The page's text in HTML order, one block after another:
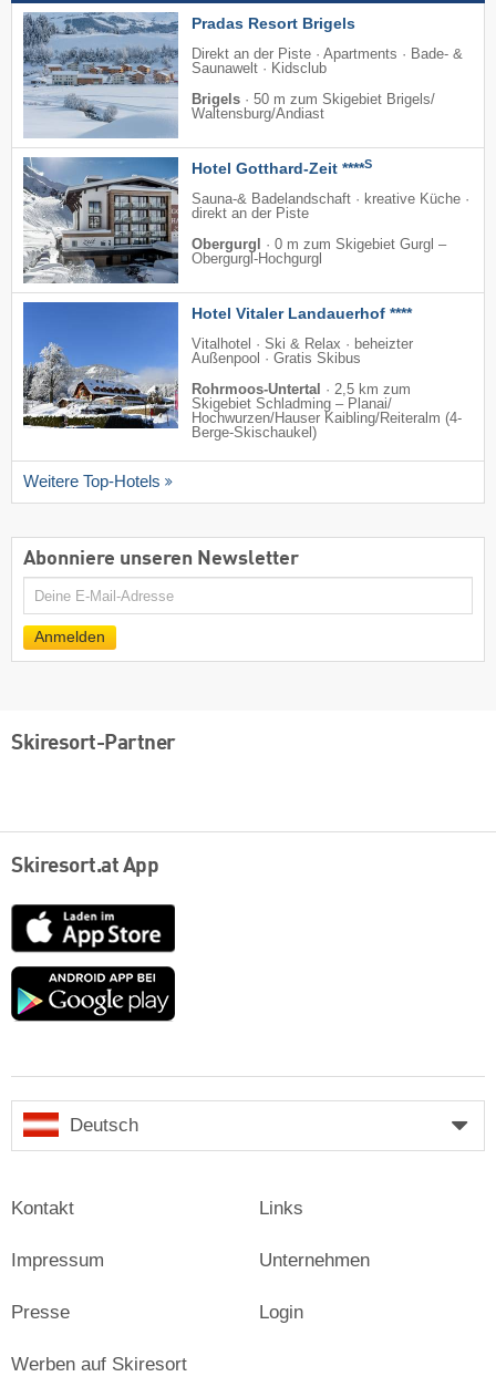
Pradas Resort Brigels
Direkt an der Piste · Apartments · Bade- &
Saunawelt · Kidsclub
Brigels · 50 m zum Skigebiet Brigels/​
Waltensburg/​Andiast
Hotel Gotthard-Zeit ****S
Sauna-& Badelandschaft · kreative Küche ·
direkt an der Piste
Obergurgl
· 0 m zum Skigebiet Gurgl –
Obergurgl-Hochgurgl
Hotel Vitaler Landauerhof ****
Vitalhotel · Ski & Relax · beheizter
Außenpool · Gratis Skibus
Rohrmoos-Untertal · 2,5 km zum
Skigebiet Schladming – Planai/​
Hochwurzen/​Hauser Kaibling/​Reiteralm (4-
Berge-Skischaukel)
Weitere Top-Hotels
Abonniere unseren Newsletter
E-
Mail
Anmelden
Skiresort-Partner
Skiresort.at App
App
Store
Google
Deutsch
Kontakt
Impressum
Presse
Links
Unternehmen
Login
Werben auf Skiresort